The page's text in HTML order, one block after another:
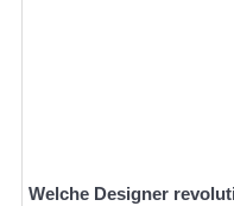
Welche Designer